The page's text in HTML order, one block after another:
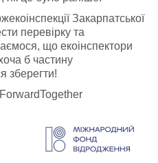
Закарпатської
перевірку та
що екоінспектори
б частину
зберегти!